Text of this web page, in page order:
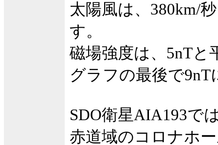
太陽風は、380km/
す。
磁場強度は、5nTと
グラフの最後で
SDO衛星AIA193で
赤道域のコロナホ